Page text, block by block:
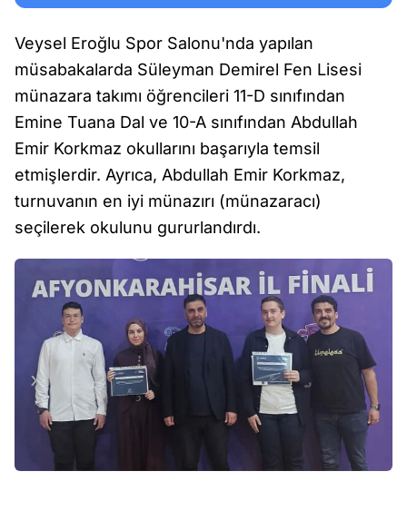
Veysel Eroğlu Spor Salonu'nda yapılan
müsabakalarda Süleyman Demirel Fen Lisesi
münazara takımı öğrencileri 11-D sınıfından
Emine Tuana Dal ve 10-A sınıfından Abdullah
Emir Korkmaz okullarını başarıyla temsil
etmişlerdir. Ayrıca, Abdullah Emir Korkmaz,
turnuvanın en iyi münazırı (münazaracı)
seçilerek okulunu gururlandırdı.